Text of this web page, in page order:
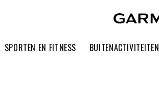
SPORTEN EN FITNESS BUITENACTIVITEITEN